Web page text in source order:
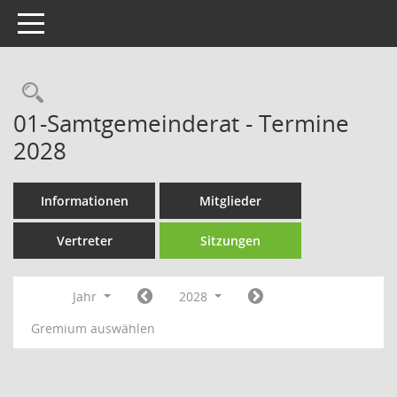
Toggle navigation
Rechercheauswahl
01-Samtgemeinderat - Termine
2028
Informationen Mitglieder
Vertreter Sitzungen
Jahr
2028
Gremium auswählen